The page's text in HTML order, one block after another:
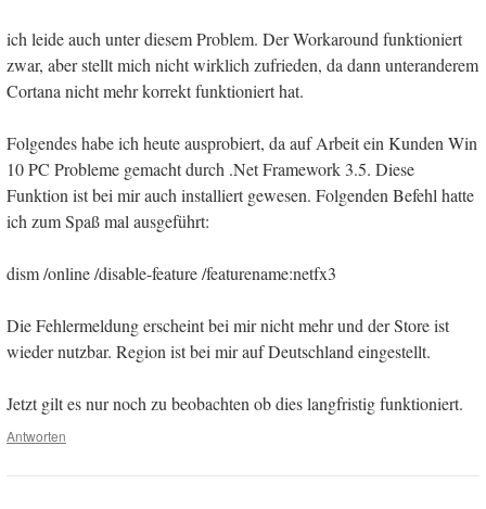
ich leide auch unter diesem Problem. Der Workaround funktioniert
zwar, aber stellt mich nicht wirklich zufrieden, da dann unteranderem
Cortana nicht mehr korrekt funktioniert hat.
Folgendes habe ich heute ausprobiert, da auf Arbeit ein Kunden Win
10 PC Probleme gemacht durch .Net Framework 3.5. Diese
Funktion ist bei mir auch installiert gewesen. Folgenden Befehl hatte
ich zum Spaß mal ausgeführt:
dism /online /disable-feature /featurename:netfx3
Die Fehlermeldung erscheint bei mir nicht mehr und der Store ist
wieder nutzbar. Region ist bei mir auf Deutschland eingestellt.
Jetzt gilt es nur noch zu beobachten ob dies langfristig funktioniert.
Antworten